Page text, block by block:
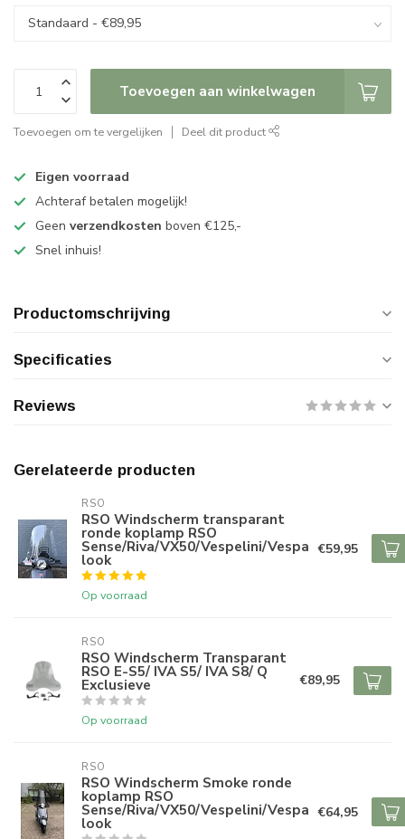
Toevoegen aan winkelwagen
Toevoegen om te vergelijken Deel dit product
Eigen voorraad
Achteraf betalen mogelijk!
Geen verzendkosten boven €125,-
Snel inhuis!
Productomschrijving
Specificaties
Reviews
Gerelateerde producten
RSO
RSO Windscherm transparant
ronde koplamp RSO
Sense/Riva/VX50/Vespelini/Vespa
look
Op voorraad
€59,95
RSO
RSO Windscherm Transparant
RSO E-S5/ IVA S5/ IVA S8/ Q
Exclusieve
Op voorraad
€89,95
RSO
RSO Windscherm Smoke ronde
koplamp RSO
Sense/Riva/VX50/Vespelini/Vespa
look
€64,95